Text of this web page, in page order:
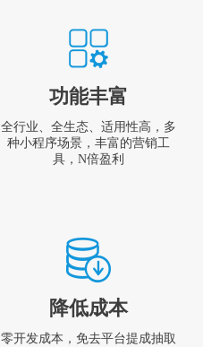
功能丰富
全行业、全生态、适用性高，多
种小程序场景，丰富的营销工
具，N倍盈利
降低成本
零开发成本，免去平台提成抽取